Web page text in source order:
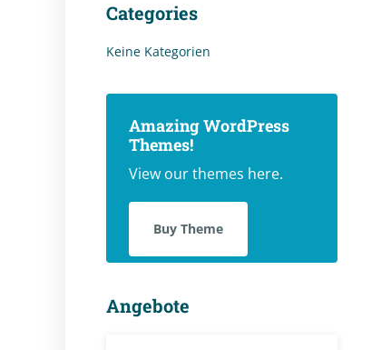
Categories
Keine Kategorien
Amazing WordPress
Themes!
View our themes here.
Buy Theme
Angebote